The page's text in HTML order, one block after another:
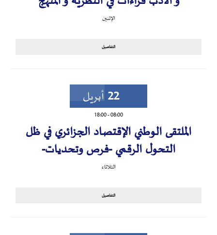
الإثنين
التفاصيل
22 أبريل
08:00
-
18:00
الملتقى الوطني الإقتصاد الجزائري في ظل
التحول الرقمي -فرص وتحديات-
الثلاثاء
التفاصيل